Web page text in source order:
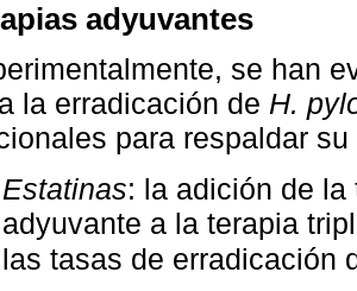
adyuvantes
se han
la erradicación de H.
para respaldar su
Estatinas: la adición de
adyuvante a la terapia
las tasas de erradicación